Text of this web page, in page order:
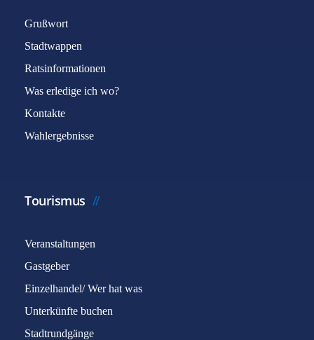
Grußwort
Stadtwappen
Ratsinformationen
Was erledige ich wo?
Kontakte
Wahlergebnisse
Tourismus
Veranstaltungen
Gastgeber
Einzelhandel/ Wer hat was
Unterkünfte buchen
Stadtrundgänge